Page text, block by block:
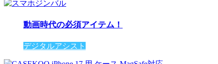
動画時代の必須アイテム！
デジタルアシスト